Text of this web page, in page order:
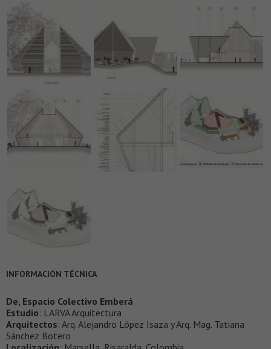
INFORMACIÓN TÉCNICA
De, Espacio Colectivo Emberá
Estudio: LARVA Arquitectura
Arquitectos: Arq. Alejandro López Isaza y Arq. Mag. Tatiana
Sánchez Botero